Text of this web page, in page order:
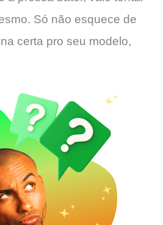
Só não esquece de
certa pro seu modelo,